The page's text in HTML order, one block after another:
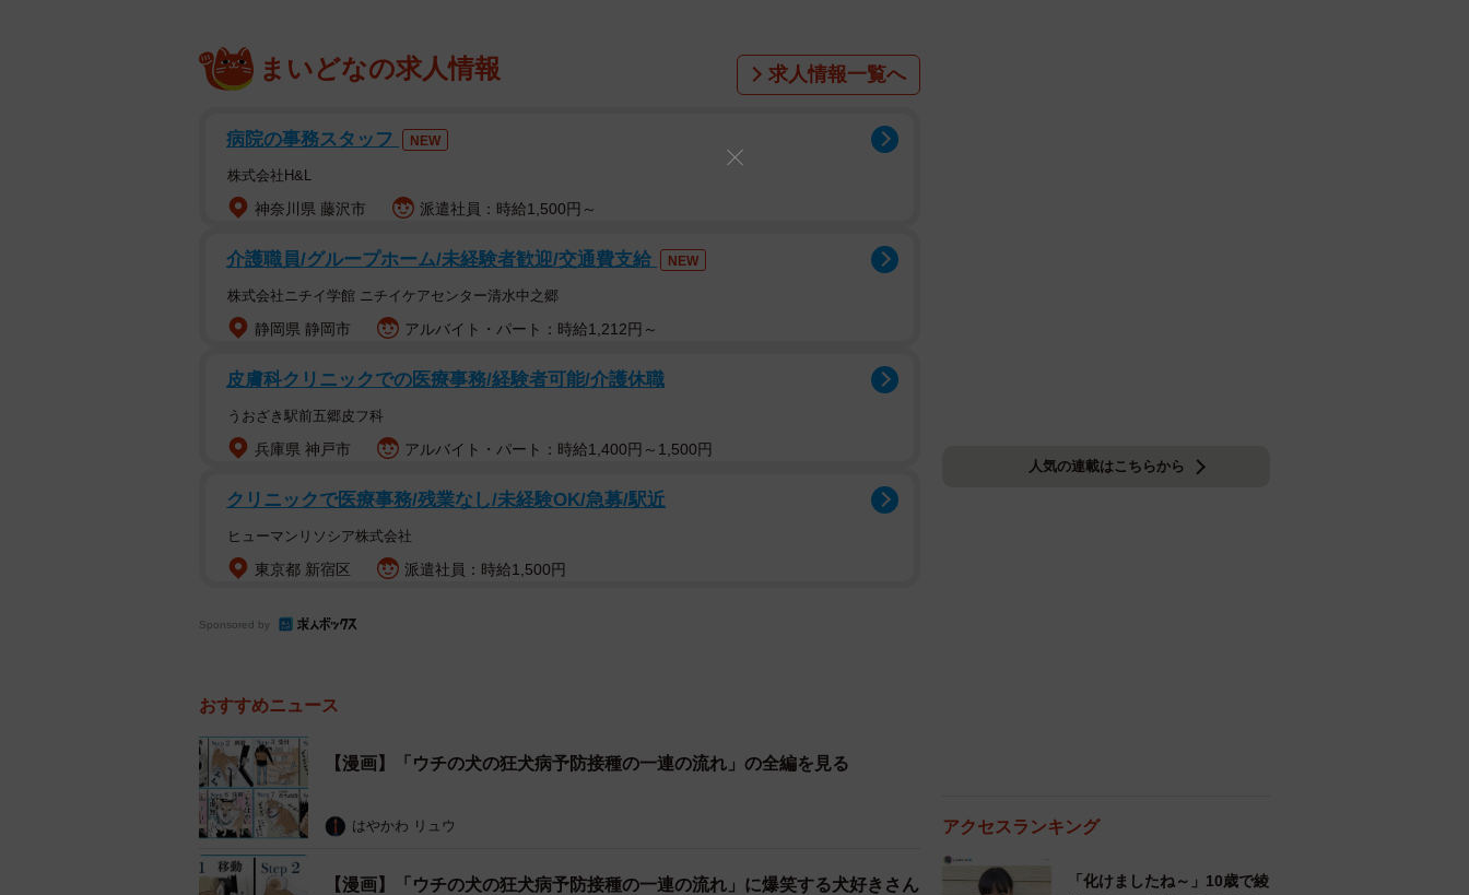
まいどなの求人情報 求人情報一覧へ
病院の事務スタッフ NEW
株式会社H&L
神奈川県 藤沢市 派遣社員：時給1,500円～
介護職員/グループホーム/未経験者歓迎/交通費支給 NEW
株式会社ニチイ学館 ニチイケアセンター清水中之郷
静岡県 静岡市 アルバイト・パート：時給1,212円～
皮膚科クリニックでの医療事務/経験者可能/介護休職
うおざき駅前五郷皮フ科
兵庫県 神戸市 アルバイト・パート：時給1,400円～1,500円
クリニックで医療事務/残業なし/未経験OK/急募/駅近
ヒューマンリソシア株式会社
東京都 新宿区 派遣社員：時給1,500円
Sponsored by
おすすめニュース
【漫画】「ウチの犬の狂犬病予防接種の一連の流れ」の全編を見る
はやかわ リュウ
【漫画】「ウチの犬の狂犬病予防接種の一連の流れ」に爆笑する犬好きさん
人気の連載はこちらから
アクセスランキング
「化けましたね～」10歳で綾